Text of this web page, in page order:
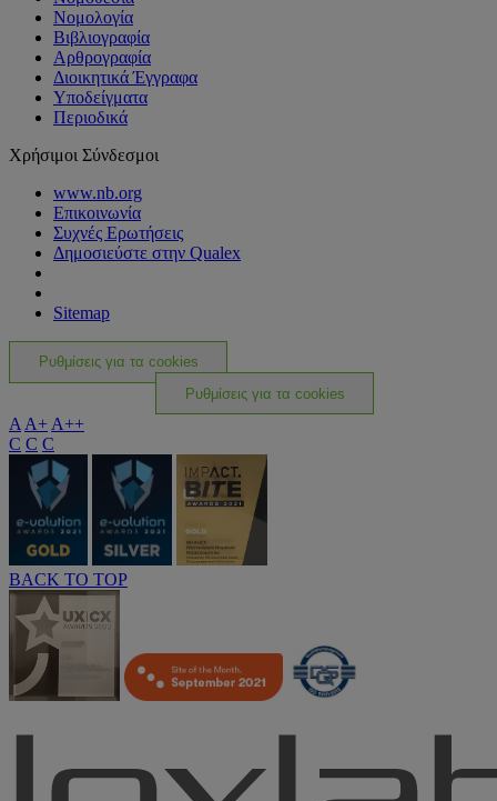
Νομολογία
Βιβλιογραφία
Αρθρογραφία
Διοικητικά Έγγραφα
Υποδείγματα
Περιοδικά
Χρήσιμοι Σύνδεσμοι
www.nb.org
Επικοινωνία
Συχνές Ερωτήσεις
Δημοσιεύστε στην Qualex
Sitemap
Ρυθμίσεις για τα cookies
Ρυθμίσεις για τα cookies
A A+ A++
C C C
BACK TO TOP